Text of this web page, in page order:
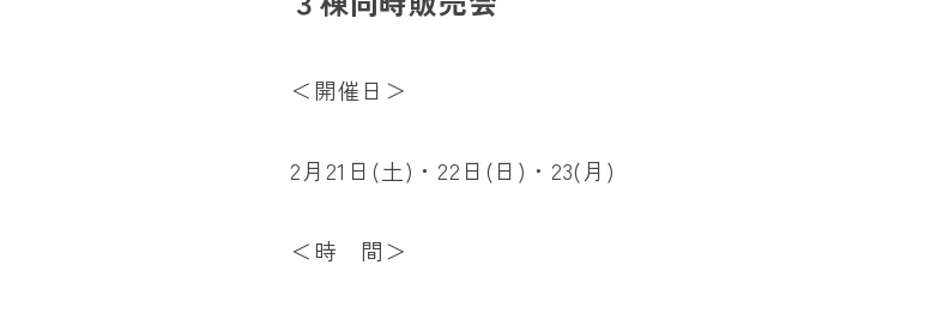
＜開催日＞
2月21日(土)・22日(日)・23(月)
＜時 間＞